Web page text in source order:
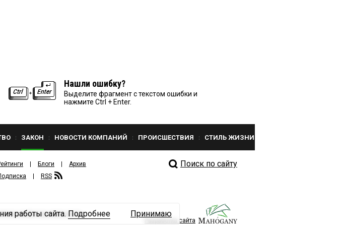
Нашли ошибку?
Выделите фрагмент с текстом ошибки и
нажмите Ctrl + Enter.
ЗАКОН НОВОСТИ КОМПАНИЙ ПРОИСШЕСТВИЯ СТИЛЬ ЖИЗНИ
Блоги
Архив
RSS
Поиск по сайту
конфиденциальности
Разработка сайта
работы сайта. Подробнее Принимаю